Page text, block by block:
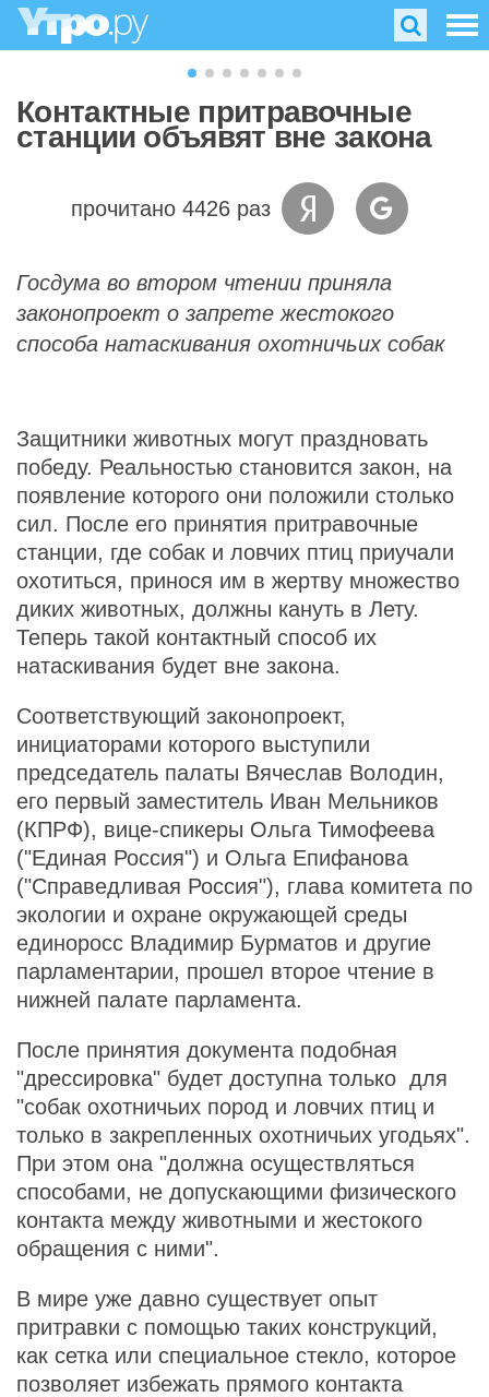
Контактные притравочные
станции объявят вне закона
прочитано 4426 раз
Госдума во втором чтении приняла
законопроект о запрете жестокого
способа натаскивания охотничьих собак
Защитники животных могут праздновать
победу. Реальностью становится закон, на
появление которого они положили столько
сил. После его принятия притравочные
станции, где собак и ловчих птиц приучали
охотиться, принося им в жертву множество
диких животных, должны кануть в Лету.
Теперь такой контактный способ их
натаскивания будет вне закона.
Соответствующий законопроект,
инициаторами которого выступили
председатель палаты Вячеслав Володин,
его первый заместитель Иван Мельников
(КПРФ), вице-спикеры Ольга Тимофеева
("Единая Россия") и Ольга Епифанова
("Справедливая Россия"), глава комитета по
экологии и охране окружающей среды
единоросс Владимир Бурматов и другие
парламентарии, прошел второе чтение в
нижней палате парламента.
После принятия документа подобная
"дрессировка" будет доступна только для
"собак охотничьих пород и ловчих птиц и
только в закрепленных охотничьих угодьях".
При этом она "должна осуществляться
способами, не допускающими физического
контакта между животными и жестокого
обращения с ними".
В мире уже давно существует опыт
притравки с помощью таких конструкций,
как сетка или специальное стекло, которое
позволяет избежать прямого контакта